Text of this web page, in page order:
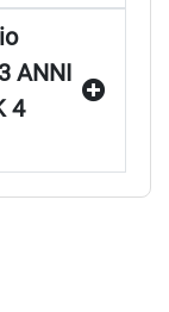
ANNI
4